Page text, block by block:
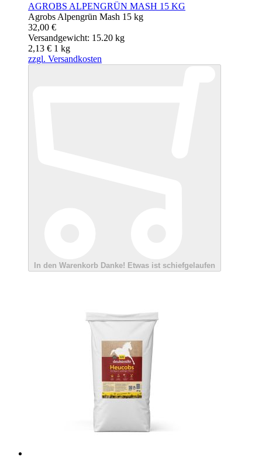
AGROBS ALPENGRÜN MASH 15 KG
Agrobs Alpengrün Mash 15 kg
32,00 €
Versandgewicht: 15.20 kg
2,13 € 1 kg
zzgl. Versandkosten
In den Warenkorb Danke! Etwas ist schiefgelaufen